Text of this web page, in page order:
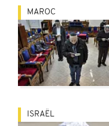
MAROC
ISRAËL